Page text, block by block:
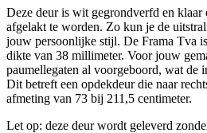
Deze deur is wit gegrondverfd en
afgelakt te worden. Zo kun je de
jouw persoonlijke stijl. De Frama Tva
dikte van 38 millimeter. Voor jouw
paumellegaten al voorgeboord, wat de
Dit betreft een opdekdeur die naar
afmeting van 73 bij 211,5 centimeter.
Let op: deze deur wordt geleverd